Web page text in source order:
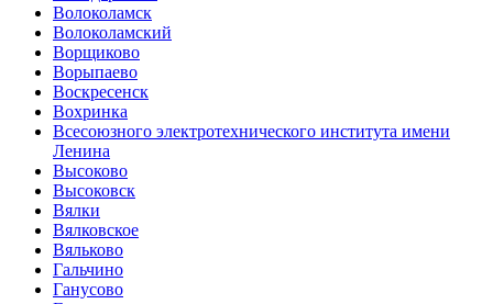
Волоколамск
Волоколамский
Ворщиково
Ворыпаево
Воскресенск
Вохринка
Всесоюзного электротехнического института имени
Ленина
Высоково
Высоковск
Вялки
Вялковское
Вяльково
Гальчино
Ганусово